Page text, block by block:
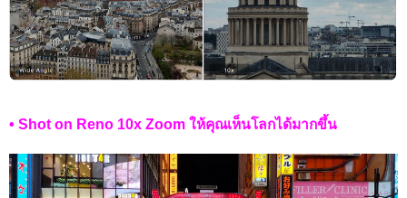
• Shot on Reno 10x Zoom ให้คุณเห็นโลกได้มากขึ้น